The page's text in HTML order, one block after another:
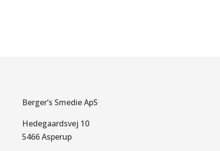
Berger’s Smedie ApS
Hedegaardsvej 10
5466 Asperup